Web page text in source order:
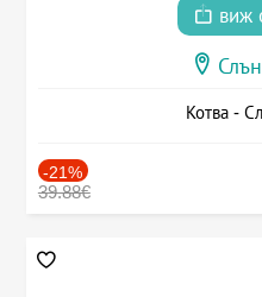
виж
Котва -
-21%
39.88€